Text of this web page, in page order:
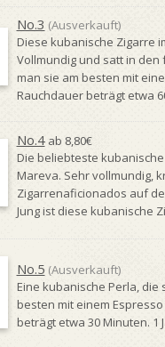
No.3 (Ausverkauft)
Diese kubanische Zigarre
Vollmundig und satt in
man sie am besten mit
Rauchdauer beträgt etwa
No.4 ab 8,80€
Die beliebteste
Mareva. Sehr vollmundig,
Zigarrenaficionados auf
Jung ist diese kubanische
No.5 (Ausverkauft)
Eine kubanische Perla,
besten mit einem
beträgt etwa 30 Minuten. 1